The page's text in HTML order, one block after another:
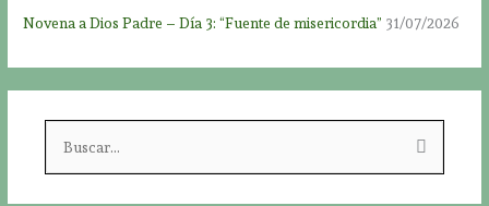
Novena a Dios Padre – Día 3: “Fuente de misericordia” 31/07/2026